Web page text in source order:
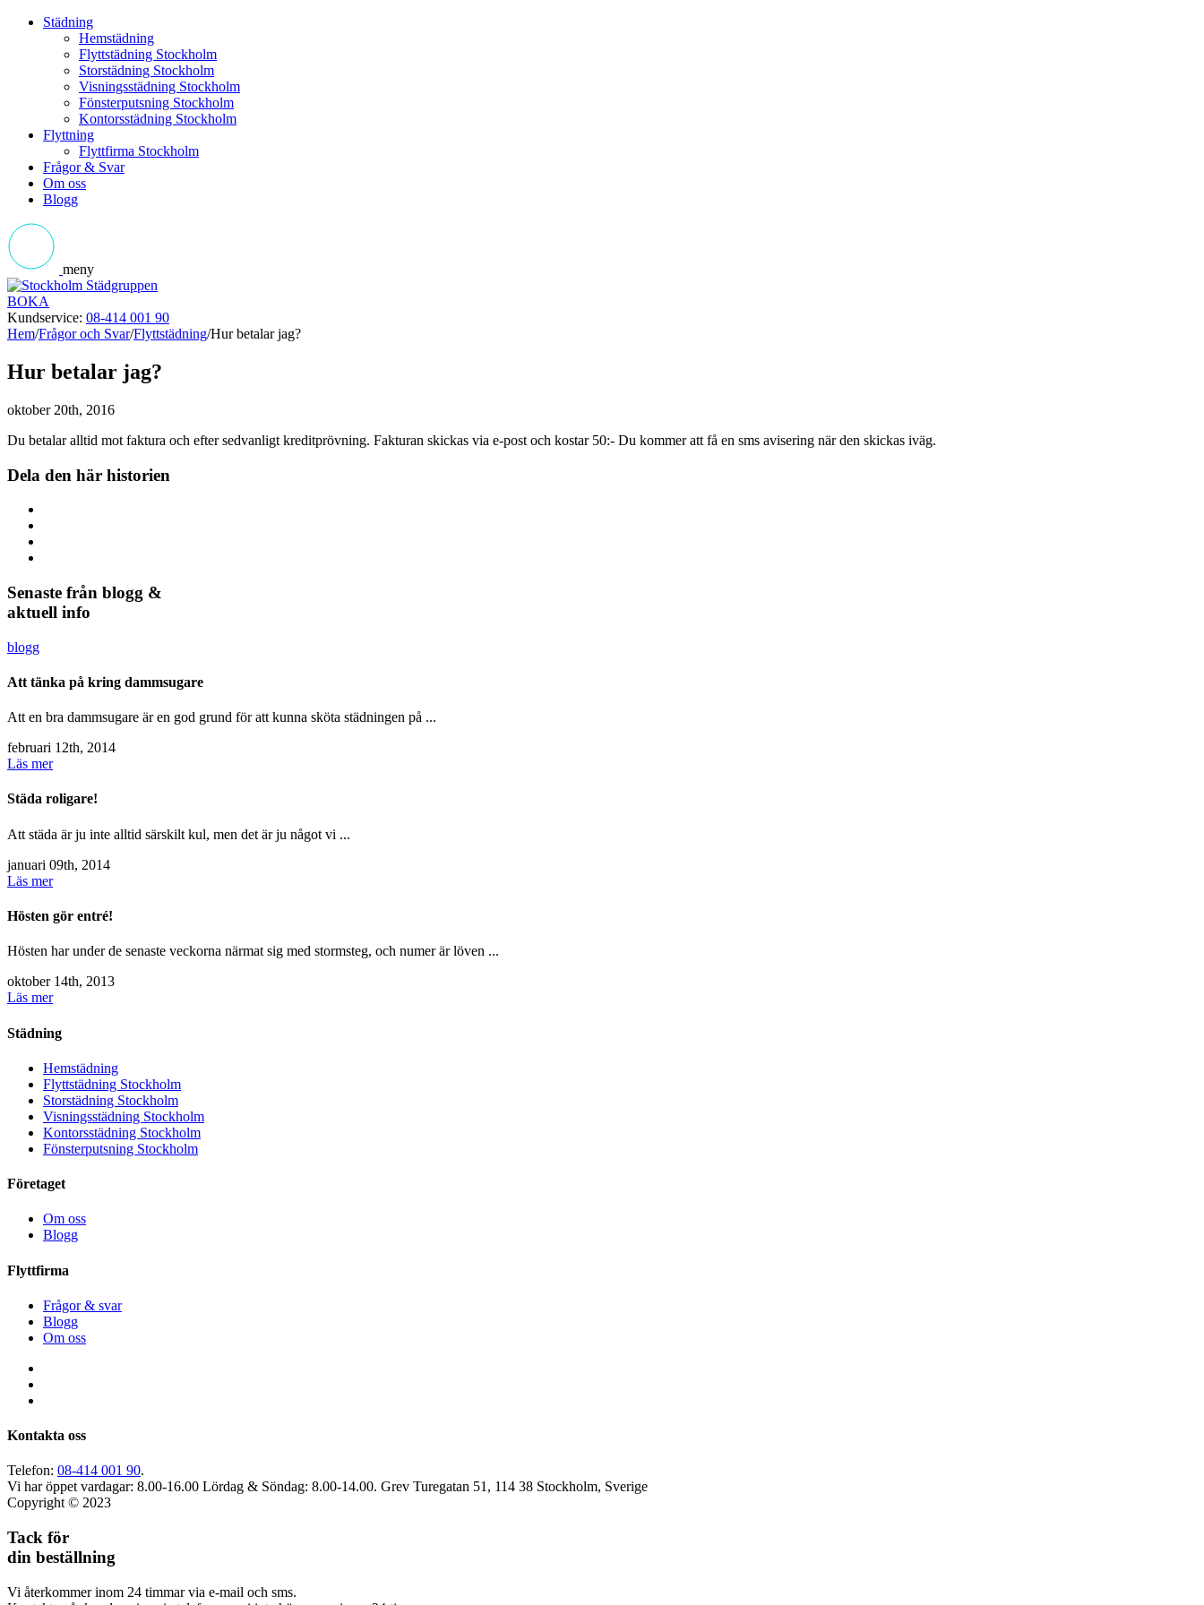
Städning
Hemstädning
Flyttstädning Stockholm
Storstädning Stockholm
Visningsstädning Stockholm
Fönsterputsning Stockholm
Kontorsstädning Stockholm
Flyttning
Flyttfirma Stockholm
Frågor & Svar
Om oss
Blogg
meny
BOKA
Kundservice: 08-414 001 90
Hem/Frågor och Svar/Flyttstädning/Hur betalar jag?
Hur betalar jag?
oktober 20th, 2016
Du betalar alltid mot faktura och efter sedvanligt kreditprövning. Fakturan skickas via e-post och kostar 50:- Du kommer att få en sms avisering när den skickas iväg.
Dela den här historien
Senaste från blogg &
aktuell info
blogg
Att tänka på kring dammsugare
Att en bra dammsugare är en god grund för att kunna sköta städningen på ...
februari 12th, 2014
Läs mer
Städa roligare!
Att städa är ju inte alltid särskilt kul, men det är ju något vi ...
januari 09th, 2014
Läs mer
Hösten gör entré!
Hösten har under de senaste veckorna närmat sig med stormsteg, och numer är löven ...
oktober 14th, 2013
Läs mer
Städning
Hemstädning
Flyttstädning Stockholm
Storstädning Stockholm
Visningsstädning Stockholm
Kontorsstädning Stockholm
Fönsterputsning Stockholm
Företaget
Om oss
Blogg
Flyttfirma
Frågor & svar
Blogg
Om oss
Kontakta oss
Telefon: 08-414 001 90.
Vi har öppet vardagar: 8.00-16.00 Lördag & Söndag: 8.00-14.00. Grev Turegatan 51, 114 38 Stockholm, Sverige
Copyright © 2023
Tack för
din beställning
Vi återkommer inom 24 timmar via e-mail och sms.